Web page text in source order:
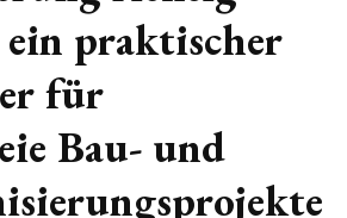
praktischer
für
Bau- und